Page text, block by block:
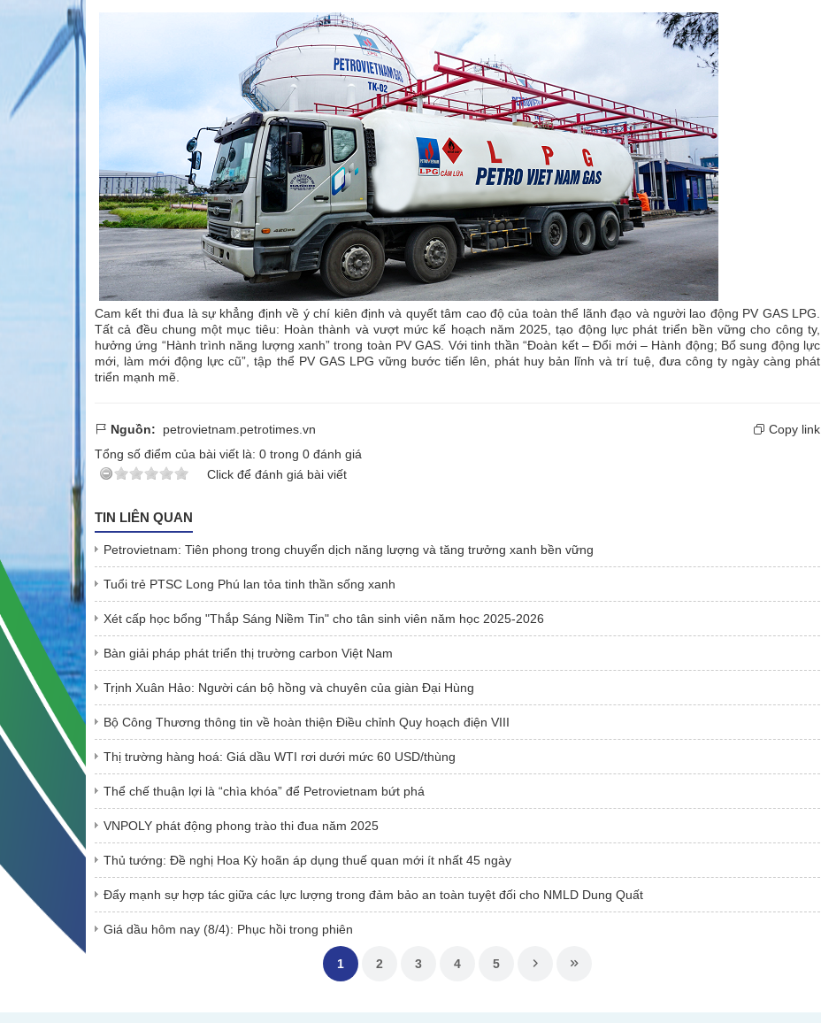
Cam kết thi đua là sự khẳng định về ý chí kiên định và quyết tâm cao độ của toàn thể lãnh đạo và người lao động PV GAS LPG.
Tất cả đều chung một mục tiêu: Hoàn thành và vượt mức kế hoạch năm 2025, tạo động lực phát triển bền vững cho công ty,
hưởng ứng “Hành trình năng lượng xanh” trong toàn PV GAS. Với tinh thần “Đoàn kết – Đổi mới – Hành động; Bổ sung động lực
mới, làm mới động lực cũ”, tập thể PV GAS LPG vững bước tiến lên, phát huy bản lĩnh và trí tuệ, đưa công ty ngày càng phát
triển mạnh mẽ.
Nguồn: petrovietnam.petrotimes.vn
Copy link
Tổng số điểm của bài viết là: 0 trong 0 đánh giá
Click để đánh giá bài viết
TIN LIÊN QUAN
Petrovietnam: Tiên phong trong chuyển dịch năng lượng và tăng trưởng xanh bền vững
Tuổi trẻ PTSC Long Phú lan tỏa tinh thần sống xanh
Xét cấp học bổng "Thắp Sáng Niềm Tin" cho tân sinh viên năm học 2025-2026
Bàn giải pháp phát triển thị trường carbon Việt Nam
Trịnh Xuân Hảo: Người cán bộ hồng và chuyên của giàn Đại Hùng
Bộ Công Thương thông tin về hoàn thiện Điều chỉnh Quy hoạch điện VIII
Thị trường hàng hoá: Giá dầu WTI rơi dưới mức 60 USD/thùng
Thể chế thuận lợi là “chìa khóa” để Petrovietnam bứt phá
VNPOLY phát động phong trào thi đua năm 2025
Thủ tướng: Đề nghị Hoa Kỳ hoãn áp dụng thuế quan mới ít nhất 45 ngày
Đẩy mạnh sự hợp tác giữa các lực lượng trong đảm bảo an toàn tuyệt đối cho NMLD Dung Quất
Giá dầu hôm nay (8/4): Phục hồi trong phiên
1 2 3 4 5